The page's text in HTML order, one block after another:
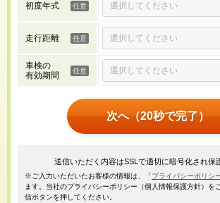
初度年式
走行距離
車検の
有効期間
次へ（20秒で完了）
送信いただく内容はSSLで適切に暗号化され保
※ご入力いただいたお客様の情報は、「プライバシーポリシ
ます。当社のプライバシーポリシー（個人情報保護方針）を
信ボタンを押してください。